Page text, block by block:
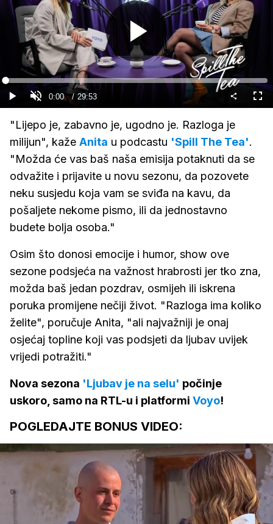
Gledaj
GledajUpali
zvuk
Current
Time
0:00 / Duration
29:53
Loaded:
0%
"Lijepo je, zabavno je, ugodno je. Razloga je
milijun", kaže Anita u podcastu 'Spill The Tea'.
"Možda će vas baš naša emisija potaknuti da se
odvažite i prijavite u novu sezonu, da pozovete
neku susjedu koja vam se sviđa na kavu, da
pošaljete nekome pismo, ili da jednostavno
budete bolja osoba."
Osim što donosi emocije i humor, show ove
sezone podsjeća na važnost hrabrosti jer tko zna,
možda baš jedan pozdrav, osmijeh ili iskrena
poruka promijene nečiji život. "Razloga ima koliko
želite", poručuje Anita, "ali najvažniji je onaj
osjećaj topline koji vas podsjeti da ljubav uvijek
vrijedi potražiti."
Nova sezona 'Ljubav je na selu' počinje
uskoro, samo na RTL-u i platformi Voyo!
POGLEDAJTE BONUS VIDEO: